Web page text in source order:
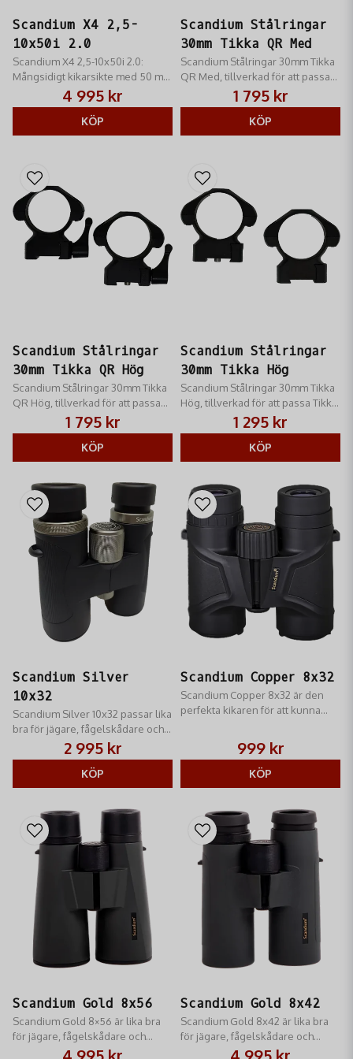
Scandium X4 2,5-
10x50i 2.0
Scandium X4 2,5-10x50i 2.0:
Mångsidigt kikarsikte med 50 mm
objektiv och belyst riktmedel.
Ger skärpa och ljus när det
räknas som mest.
4 995 kr
KÖP
Scandium Stålringar
30mm Tikka QR Med
Scandium Stålringar 30mm Tikka
QR Med, ​tillverkad för att passa
Tikka-skenan1 795 kr
KÖP
Scandium Stålringar
30mm Tikka QR Hög
Scandium Stålringar 30mm Tikka
QR Hög, ​tillverkad för att passa
Tikka-skenan1 795 kr
KÖP
Scandium Stålringar
30mm Tikka Hög
Scandium Stålringar 30mm Tikka
Hög, ​tillverkad för att passa Tikka-
1 295 kr
KÖP
Scandium Silver
10x32
Scandium Silver 10x32​ passar lika
bra för jägare, fågelskådare och
naturälskare av alla slag, med en
ljusstyrka som räcker till även i
2 995 kr
KÖP
Scandium Copper 8x32
Scandium Copper 8x32 är den
perfekta kikaren för att kunna
passet under höstens jakter.
999 kr
KÖP
Scandium Gold 8x56
Scandium Gold 8×56 är lika bra
för jägare, fågelskådare och
naturälskare av alla slag, med en
4 995 kr
Scandium Gold 8x42
Scandium Gold 8x42 är lika bra
för jägare, fågelskådare och
naturälskare av alla slag, med en
4 995 kr